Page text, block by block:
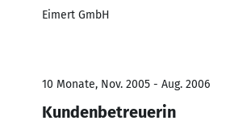
Eimert GmbH
10 Monate, Nov. 2005 - Aug. 2006
Kundenbetreuerin